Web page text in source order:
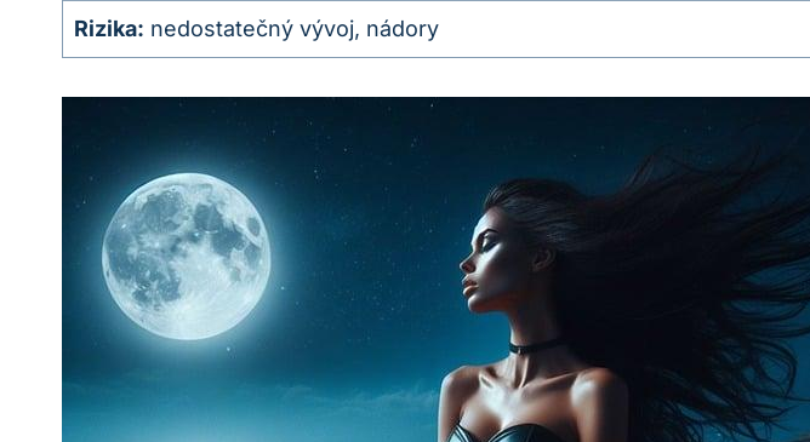
Rizika: nedostatečný vývoj, nádory